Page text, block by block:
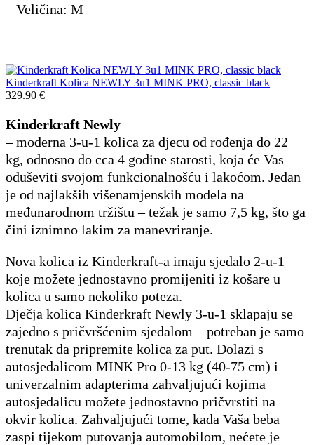
– Veličina: M
Kinderkraft Kolica NEWLY 3u1 MINK PRO, classic black
329.90 €
Kinderkraft Newly
– moderna 3-u-1 kolica za djecu od rođenja do 22
kg, odnosno do cca 4 godine starosti, koja će Vas
oduševiti svojom funkcionalnošću i lakoćom. Jedan
je od najlakših višenamjenskih modela na
međunarodnom tržištu – težak je samo 7,5 kg, što ga
čini iznimno lakim za manevriranje.
Nova kolica iz Kinderkraft-a imaju sjedalo 2-u-1
koje možete jednostavno promijeniti iz košare u
kolica u samo nekoliko poteza.
Dječja kolica Kinderkraft Newly 3-u-1 sklapaju se
zajedno s pričvršćenim sjedalom – potreban je samo
trenutak da pripremite kolica za put. Dolazi s
autosjedalicom MINK Pro 0-13 kg (40-75 cm) i
univerzalnim adapterima zahvaljujući kojima
autosjedalicu možete jednostavno pričvrstiti na
okvir kolica. Zahvaljujući tome, kada Vaša beba
zaspi tijekom putovanja automobilom, nećete je